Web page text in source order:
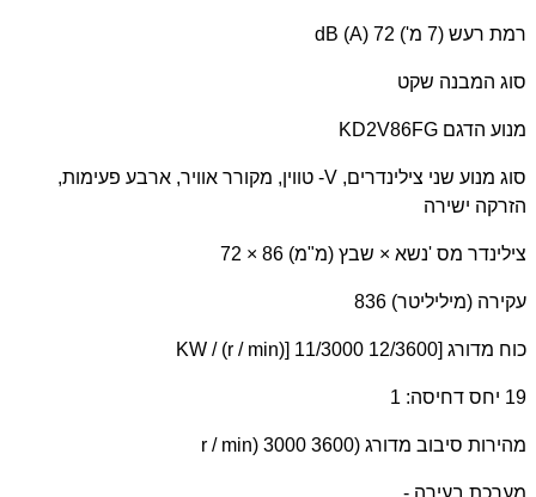
רמת רעש (7 מ') dB (A) 72
סוג המבנה שקט
מנוע הדגם KD2V86FG
סוג מנוע שני צילינדרים, V- טווין, מקורר אוויר, ארבע פעימות,
הזרקה ישירה
צילינדר מס 'נשא × שבץ (מ"מ) 86 × 72
עקירה (מיליליטר) 836
כוח מדורג [KW / (r / min)] 11/3000 12/3600
19 יחס דחיסה: 1
מהירות סיבוב מדורג (r / min) 3000 3600
מערכת בעירה -